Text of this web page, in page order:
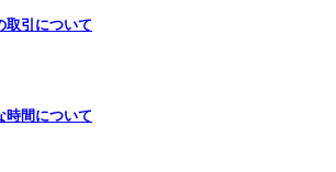
取引について
時間について